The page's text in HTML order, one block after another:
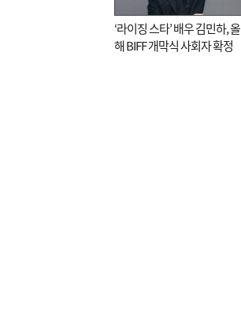
‘라이징 스타’ 배우 김민하, 올
해 BIFF 개막식 사회자 확정